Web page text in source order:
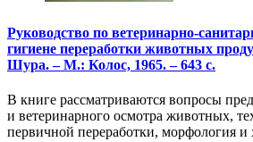
Руководство по ветеринарно-
гигиене переработки животных
Шура. – М.: Колос, 1965. – 643 с.
В книге рассматриваются вопросы
и ветеринарного осмотра животных,
первичной переработки, морфология